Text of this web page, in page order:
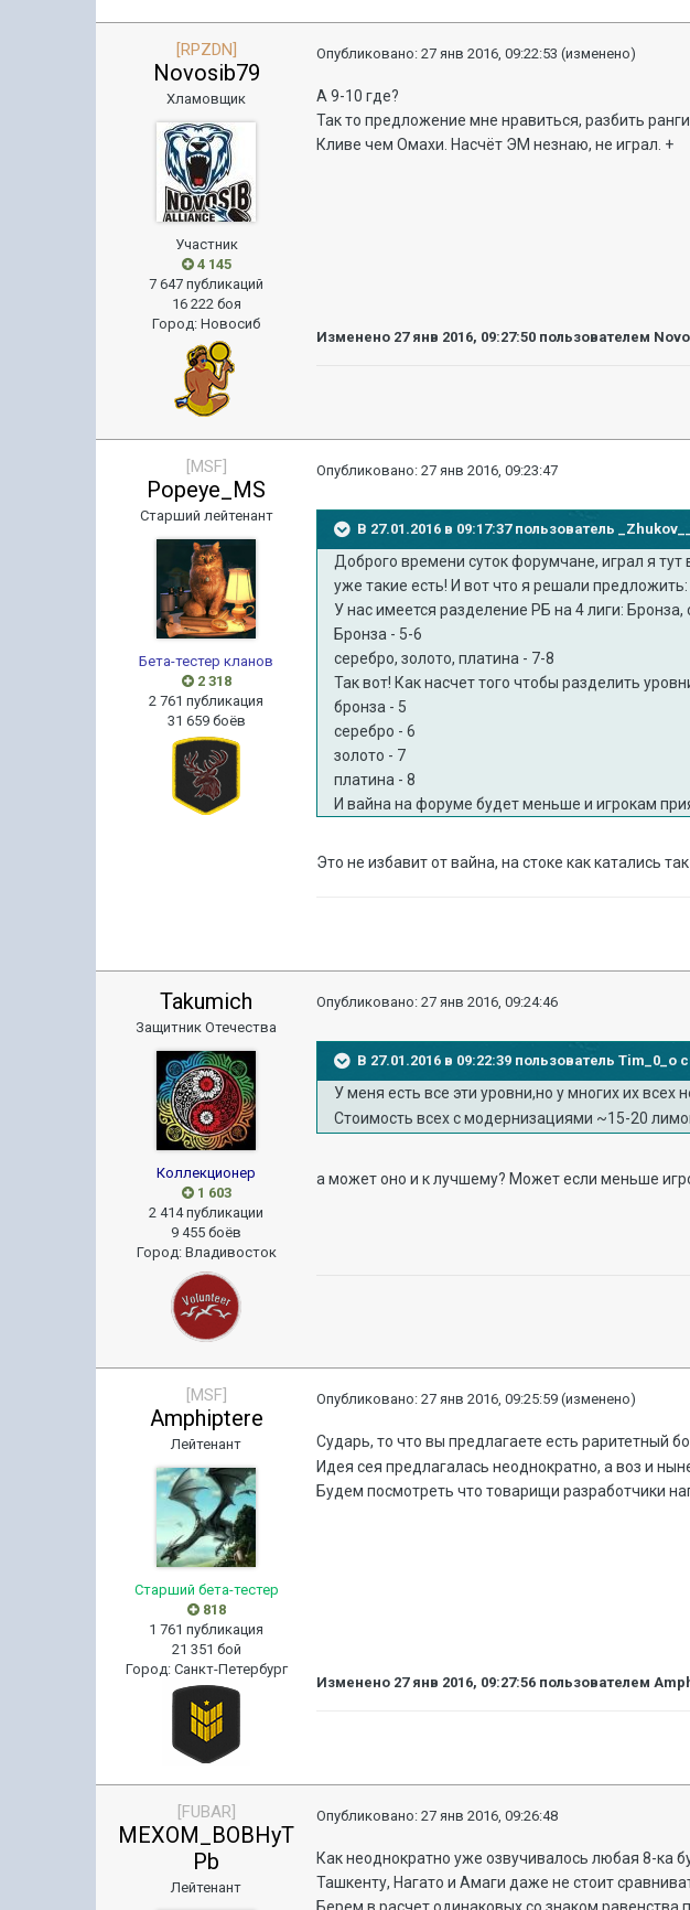
[RPZDN]
Novosib79
Хламовщик
Участник
4 145
7 647 публикаций
16 222 боя
Город:Новосиб
Опубликовано:27 янв 2016, 09:22:53 (изменено)
А 9-10 где?
Так то предложение мне нравиться, разбить
Кливе чем Омахи. Насчёт ЭМ незнаю, не играл. +
Изменено 27 янв 2016, 09:27:50 пользователем
[MSF]
Popeye_MS
Старший лейтенант
Бета-тестер кланов
2 318
2 761 публикация
31 659 боёв
Опубликовано:27 янв 2016, 09:23:47
В 27.01.2016 в 09:17:37 пользователь
Доброго времени суток форумчане, играл я
уже такие есть! И вот что я решали предложить:
У нас имеется разделение РБ на 4 лиги: Бронза,
Бронза - 5-6
серебро, золото, платина - 7-8
Так вот! Как насчет того чтобы разделить
бронза - 5
серебро - 6
золото - 7
платина - 8
И вайна на форуме будет меньше и игрокам
Это не избавит от вайна, на стоке как катались так
Takumich
Защитник Отечества
Коллекционер
1 603
2 414 публикации
9 455 боёв
Город: Владивосток
Опубликовано:27 янв 2016, 09:24:46
В 27.01.2016 в 09:22:39 пользователь Tim_0_o
У меня есть все эти уровни,но у многих их всех
Стоимость всех с модернизациями ~15-20
а может оно и к лучшему? Может если меньше
[MSF]
Amphiptere
Лейтенант
Старший бета-тестер
818
1 761 публикация
21 351 бой
Город: Санкт-Петербург
Опубликовано:27 янв 2016, 09:25:59 (изменено)
Сударь, то что вы предлагаете есть раритетный
Идея сея предлагалась неоднократно, а воз и
Будем посмотреть что товарищи разработчики
Изменено 27 янв 2016, 09:27:56 пользователем
[FUBAR]
MEXOM_BOBHyT
Pb
Лейтенант
Опубликовано:27 янв 2016, 09:26:48
Как неоднократно уже озвучивалось любая 8-ка
Ташкенту, Нагато и Амаги даже не стоит